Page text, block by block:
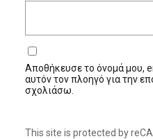
Αποθήκευσε το όνομά μου,
αυτόν τον πλοηγό για την
σχολιάσω.
This site is protected by